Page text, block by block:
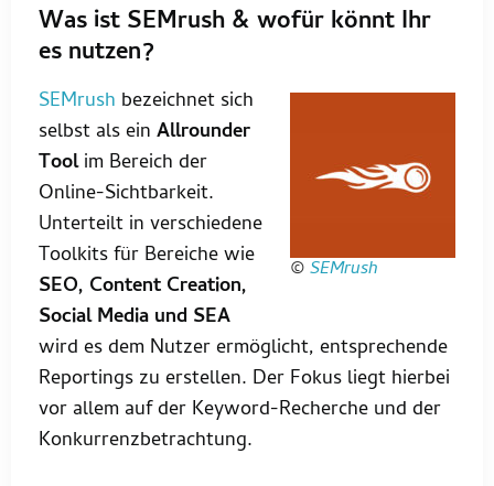
Was ist SEMrush & wofür könnt Ihr
es nutzen?
©SEMrush
SEMrush bezeichnet sich
selbst als ein Allrounder
Toolim Bereich der
Online-Sichtbarkeit.
Unterteilt in verschiedene
Toolkits für Bereiche wie
SEO, Content Creation,
Social Media und SEA
wird es dem Nutzer ermöglicht, entsprechende
Reportings zu erstellen. Der Fokus liegt hierbei
vor allem auf der Keyword-Recherche und der
Konkurrenzbetrachtung.